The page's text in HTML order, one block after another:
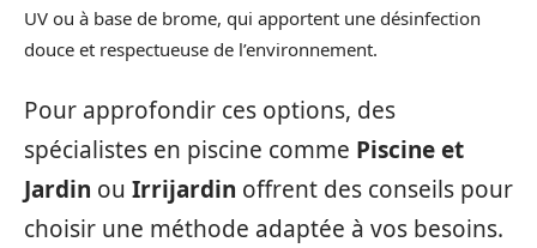
UV ou à base de brome, qui apportent une désinfection
douce et respectueuse de l’environnement.
Pour approfondir ces options, des
spécialistes en piscine comme Piscine et
Jardin ou Irrijardin offrent des conseils pour
choisir une méthode adaptée à vos besoins.